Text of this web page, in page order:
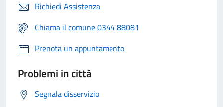
Richiedi Assistenza
Chiama il comune 0344 88081
Prenota un appuntamento
Problemi in città
Segnala disservizio